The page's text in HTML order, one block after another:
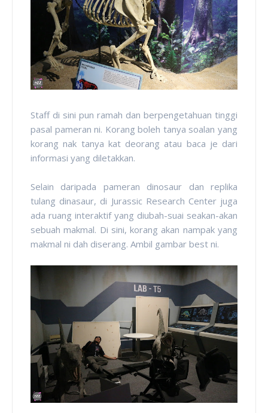
Staff di sini pun ramah dan berpengetahuan tinggi
pasal pameran ni. Korang boleh tanya soalan yang
korang nak tanya kat deorang atau baca je dari
informasi yang diletakkan.
Selain daripada pameran dinosaur dan replika
tulang dinasaur, di Jurassic Research Center juga
ada ruang interaktif yang diubah-suai seakan-akan
sebuah makmal. Di sini, korang akan nampak yang
makmal ni dah diserang. Ambil gambar best ni.